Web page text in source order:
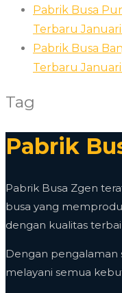
Pabrik Busa
Terbaru
Pabrik Busa
Terbaru
Tag
Pabrik
Pabrik Busa Zgen
busa yang
dengan kualitas
Dengan pengalaman
melayani semua